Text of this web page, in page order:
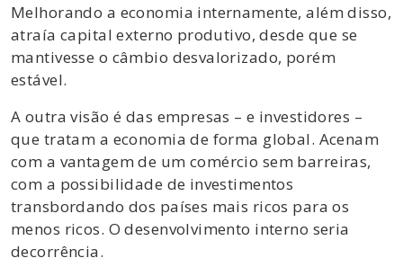
Melhorando a economia internamente, além disso,
atraía capital externo produtivo, desde que se
mantivesse o câmbio desvalorizado, porém
estável.
A outra visão é das empresas – e investidores –
que tratam a economia de forma global. Acenam
com a vantagem de um comércio sem barreiras,
com a possibilidade de investimentos
transbordando dos países mais ricos para os
menos ricos. O desenvolvimento interno seria
decorrência.